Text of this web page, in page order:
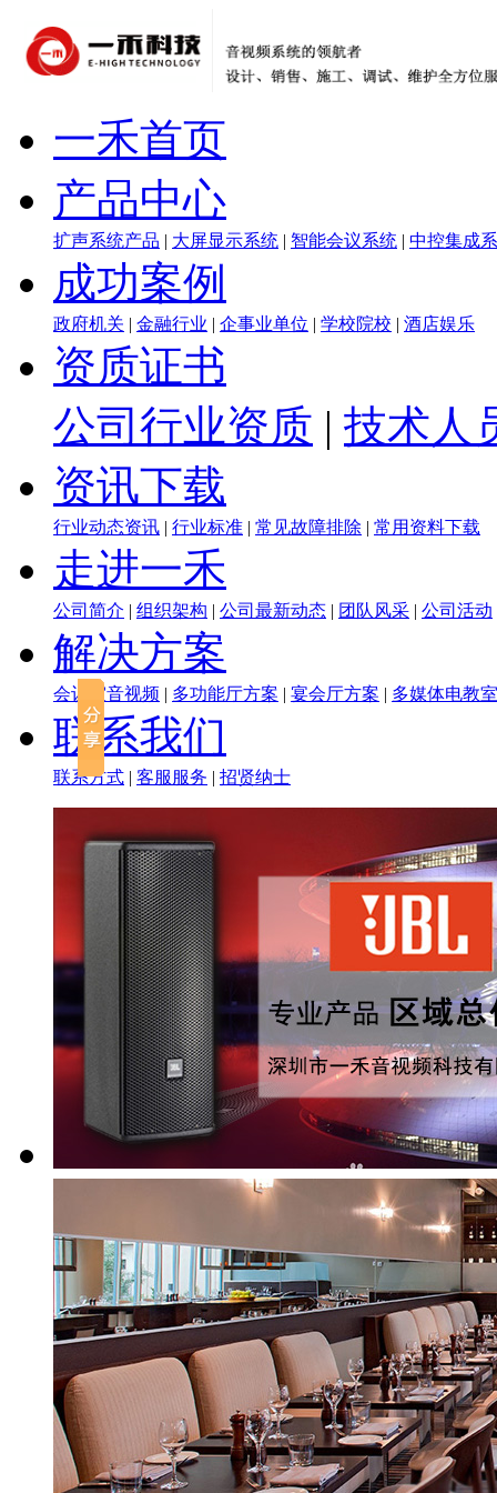
一禾首页
产品中心
扩声系统产品 | 大屏显示系统 | 智能会议系统 | 中控集成
成功案例
政府机关 | 金融行业 | 企事业单位 | 学校院校 | 酒店娱乐
资质证书
公司行业资质 | 技术人
资讯下载
行业动态资讯 | 行业标准 | 常见故障排除 | 常用资料下载
走进一禾
公司简介 | 组织架构 | 公司最新动态 | 团队风采 | 公司活动
解决方案
会议室音视频 | 多功能厅方案 | 宴会厅方案 | 多媒体电教室
联系我们
联系方式 | 客服服务 | 招贤纳士